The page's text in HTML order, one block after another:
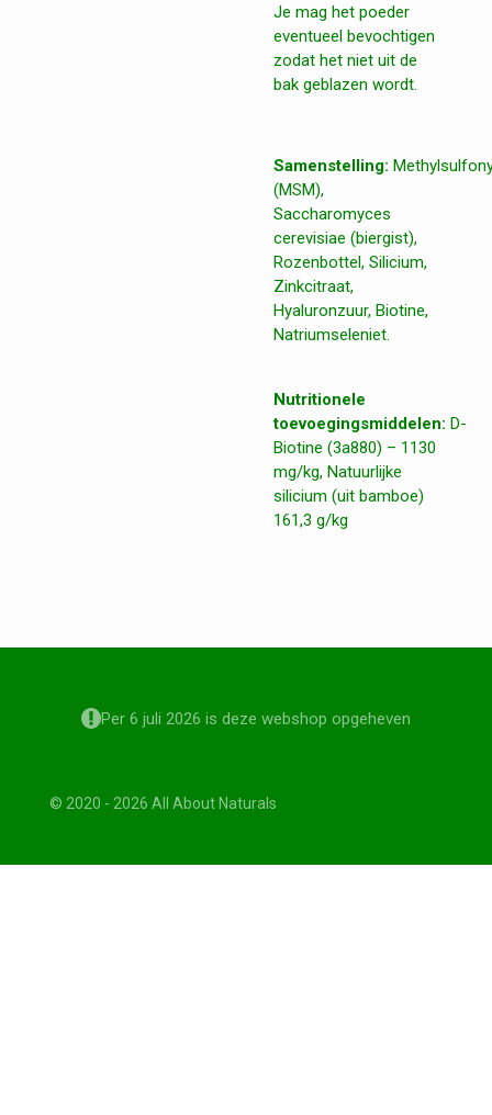
Je mag het poeder
eventueel bevochtigen
zodat het niet uit de
bak geblazen wordt.
Samenstelling:
(MSM),
Saccharomyces
cerevisiae (biergist),
Rozenbottel, Silicium,
Zinkcitraat,
Hyaluronzuur, Biotine,
Natriumseleniet.
Nutritionele
toevoegingsmiddelen: D-
Biotine (3a880) – 1130
mg/kg, Natuurlijke
silicium (uit bamboe)
161,3 g/kg
Per 6 juli 2026 is deze webshop opgeheven
© 2020 - 2026 All About Naturals